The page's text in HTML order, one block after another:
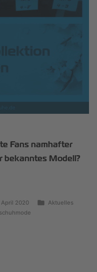
Fans namhafter
bekanntes Modell?
April 2020
Aktuelles
schuhmode